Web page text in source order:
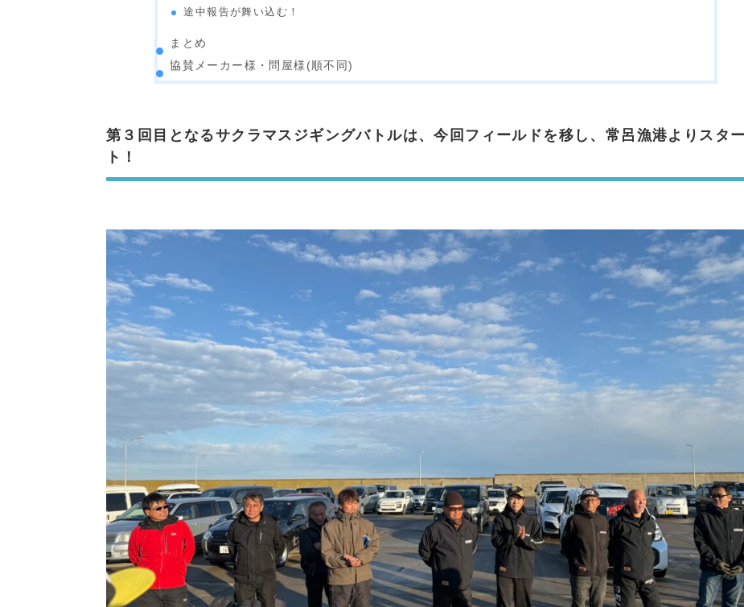
途中報告が舞い込む！
まとめ
協賛メーカー様・問屋様(順不同)
第３回目となるサクラマスジギングバトルは、今回フィールドを移し、常呂漁港よりスター
ト！